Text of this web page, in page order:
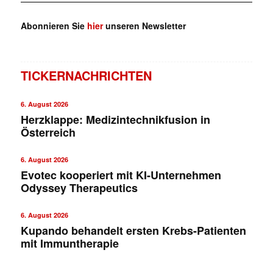
Abonnieren Sie hierunseren Newsletter
TICKERNACHRICHTEN
6. August 2026
Herzklappe: Medizintechnikfusion in
Österreich
6. August 2026
Evotec kooperiert mit KI-Unternehmen
Odyssey Therapeutics
6. August 2026
Kupando behandelt ersten Krebs-Patienten
mit Immuntherapie